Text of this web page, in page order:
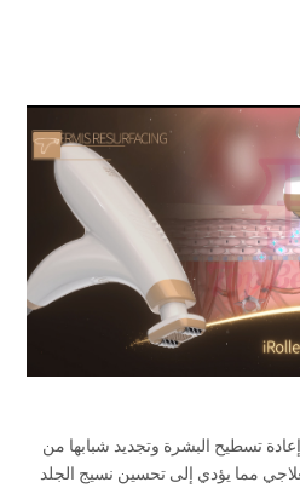
إعادة تسطيح البشرة وتجديد شبابها من
مما يؤدي إلى تحسين نسيج الجلد